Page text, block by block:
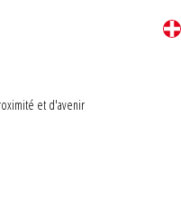
et d'avenir